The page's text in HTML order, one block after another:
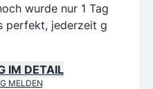
wurde nur 1 Tag
perfekt, jederzeit g
IM DETAIL
MELDEN